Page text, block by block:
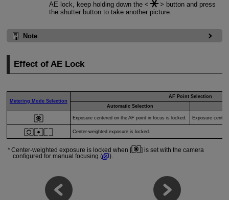
AE lock, keep holding down the
button and press
the shutter button to take another picture.
Note
Effect of AE Lock
Metering Mode Selection
AF Point Selection
Automatic Selection
Exposure centered on the AF point in focus is locked. Exposure
Center-weighted exposure is locked.
Center-weighted exposure is locked when [
] is set with the camera
configured for manual focusing (
).